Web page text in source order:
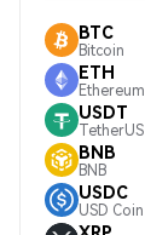
BTC
Bitcoin
ETH
Ethereum
USDT
TetherUS
BNB
BNB
USDC
USD Coin